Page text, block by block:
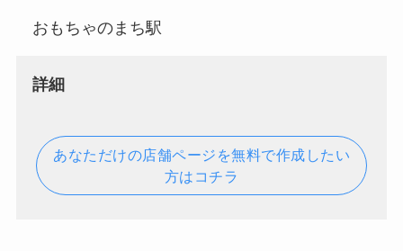
おもちゃのまち駅
詳細
あなただけの店舗ページを無料で作成したい
方はコチラ